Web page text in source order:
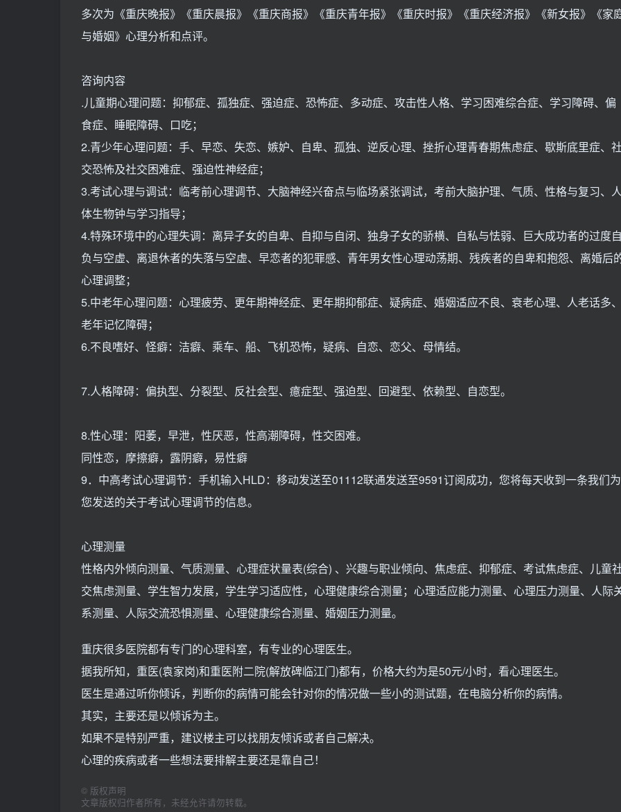
多次为《重庆晚报》《重庆晨报》《重庆商报》《重庆青年报》《重庆时报》《重庆经济报》《新女报》《家
与婚姻》心理分析和点评。
咨询内容
.儿童期心理问题：抑郁症、孤独症、强迫症、恐怖症、多动症、攻击性人格、学习困难综合症、学习障碍、偏
食症、睡眠障碍、口吃；
2.青少年心理问题：手、早恋、失恋、嫉妒、自卑、孤独、逆反心理、挫折心理青春期焦虑症、歇斯底里症、
交恐怖及社交困难症、强迫性神经症；
3.考试心理与调试：临考前心理调节、大脑神经兴奋点与临场紧张调试，考前大脑护理、气质、性格与复习、
体生物钟与学习指导；
4.特殊环境中的心理失调：离异子女的自卑、自抑与自闭、独身子女的骄横、自私与怯弱、巨大成功者的过度
负与空虚、离退休者的失落与空虚、早恋者的犯罪感、青年男女性心理动荡期、残疾者的自卑和抱怨、离婚后
心理调整；
5.中老年心理问题：心理疲劳、更年期神经症、更年期抑郁症、疑病症、婚姻适应不良、衰老心理、人老话多
老年记忆障碍；
6.不良嗜好、怪癖：洁癖、乘车、船、飞机恐怖，疑病、自恋、恋父、母情结。
7.人格障碍：偏执型、分裂型、反社会型、癔症型、强迫型、回避型、依赖型、自恋型。
8.性心理：阳萎，早泄，性厌恶，性高潮障碍，性交困难。
同性恋，摩擦癖，露阴癖，易性癖
9．中高考试心理调节：手机输入HLD：移动发送至01112联通发送至9591订阅成功，您将每天收到一条我们为
您发送的关于考试心理调节的信息。
心理测量
性格内外倾向测量、气质测量、心理症状量表(综合) 、兴趣与职业倾向、焦虑症、抑郁症、考试焦虑症、儿童
交焦虑测量、学生智力发展，学生学习适应性，心理健康综合测量；心理适应能力测量、心理压力测量、人际
系测量、人际交流恐惧测量、心理健康综合测量、婚姻压力测量。
重庆很多医院都有专门的心理科室，有专业的心理医生。
据我所知，重医(袁家岗)和重医附二院(解放碑临江门)都有，价格大约为是50元/小时，看心理医生。
医生是通过听你倾诉，判断你的病情可能会针对你的情况做一些小的测试题，在电脑分析你的病情。
其实，主要还是以倾诉为主。
如果不是特别严重，建议楼主可以找朋友倾诉或者自己解决。
心理的疾病或者一些想法要排解主要还是靠自己！
© 版权声明
文章版权归作者所有，未经允许请勿转载。